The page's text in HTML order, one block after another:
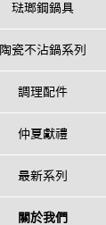
琺瑯鋼鍋具
陶瓷不沾鍋系列
調理配件
仲夏獻禮
最新系列
關於我們